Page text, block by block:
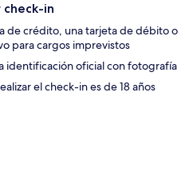
check-in
de crédito, una tarjeta de débito o
para cargos imprevistos
identificación oficial con fotografía
el check-in es de 18 años